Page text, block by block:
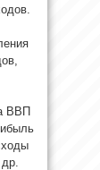
ВВП